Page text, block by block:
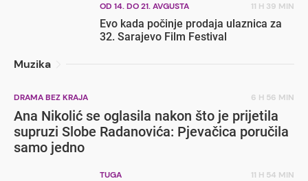
OD 14. DO 21. AVGUSTA 11 H 39 MIN
Evo kada počinje prodaja ulaznica za
32. Sarajevo Film Festival
Muzika
DRAMA BEZ KRAJA 6 H 56 MIN
Ana Nikolić se oglasila nakon što je prijetila
supruzi Slobe Radanovića: Pjevačica poručila
samo jedno
TUGA 11 H 54 MIN